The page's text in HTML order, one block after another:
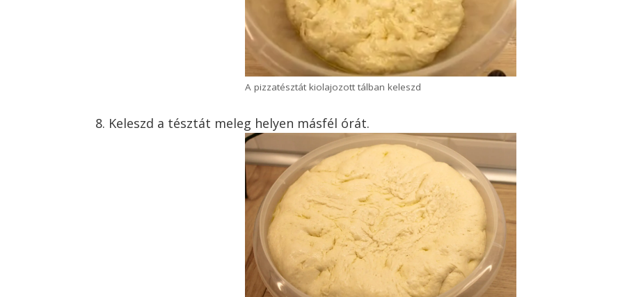
A pizzatésztát kiolajozott tálban keleszd
Keleszd a tésztát meleg helyen másfél órát.